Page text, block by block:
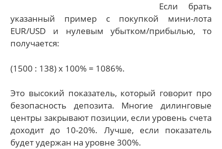
Если брать
указанный пример с покупкой мини-лота
EUR/USD и нулевым убытком/прибылью, то
получается:
(1500 : 138) х 100% = 1086%.
Это высокий показатель, который говорит про
безопасность депозита. Многие дилинговые
центры закрывают позиции, если уровень счета
доходит до 10-20%. Лучше, если показатель
будет удержан на уровне 300%.